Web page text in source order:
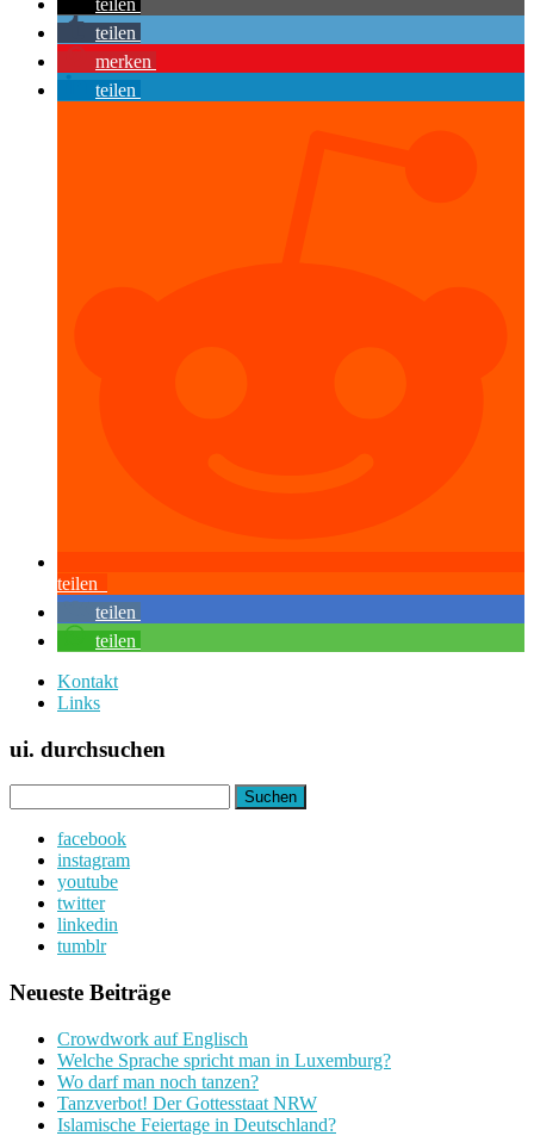
teilen
merken
teilen
teilen
teilen
teilen
Kontakt
Links
ui. durchsuchen
nach:
facebook
instagram
youtube
twitter
linkedin
tumblr
Neueste Beiträge
Crowdwork auf Englisch
Welche Sprache spricht man in Luxemburg?
Wo darf man noch tanzen?
Tanzverbot! Der Gottesstaat NRW
Islamische Feiertage in Deutschland?